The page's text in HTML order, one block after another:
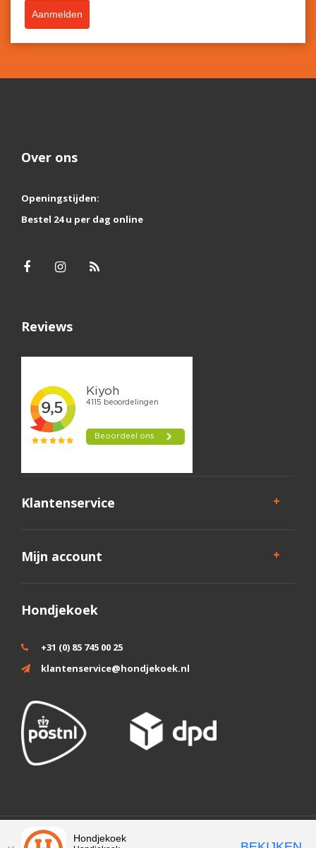
Aanmelden
Over ons
Openingstijden:
Bestel 24 u per dag online
Reviews
Klantenservice
Mijn account
Hondjekoek
+31 (0) 85 745 00 25
klantenservice@hondjekoek.nl
Wij slaan cookies op om onze website te verbeteren. Is dat akkoord?
Hondjekoek